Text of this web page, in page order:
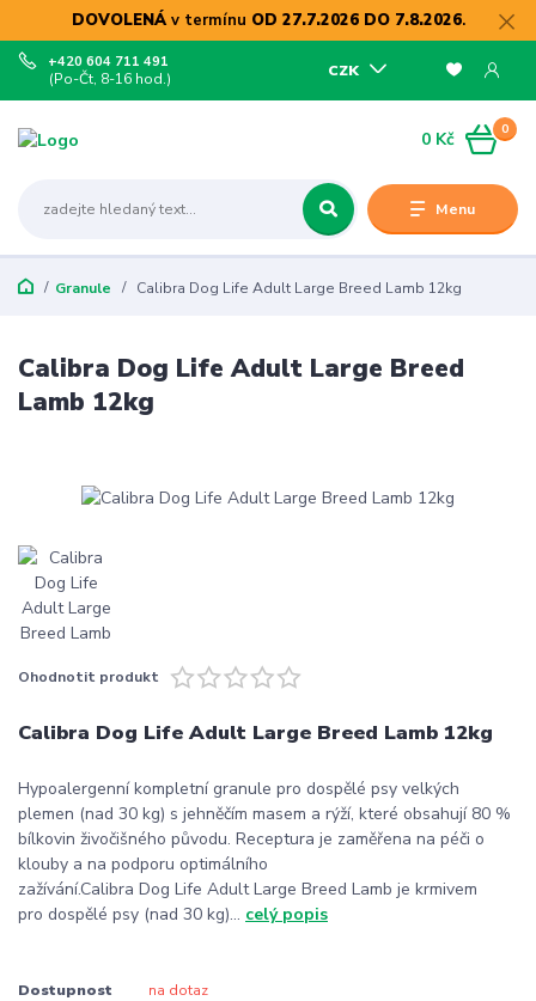
DOVOLENÁv termínu OD 27.7.2026 DO 7.8.2026.
Menu
CZK
+420 604 711 491
(Po-Čt, 8-16 hod.)
0
0 Kč
Granule Calibra Dog Life Adult Large Breed Lamb 12kg
Calibra Dog Life Adult Large Breed
Lamb 12kg
Ohodnotit produkt
Calibra Dog Life Adult Large Breed Lamb 12kg
Hypoalergenní kompletní granule pro dospělé psy velkých
plemen (nad 30 kg) s jehněčím masem a rýží, které obsahují 80 %
bílkovin živočišného původu. Receptura je zaměřena na péči o
klouby a na podporu optimálního
zažívání.Calibra Dog Life Adult Large Breed Lamb je krmivem
pro dospělé psy (nad 30 kg)... celý popis
Dostupnost na dotaz